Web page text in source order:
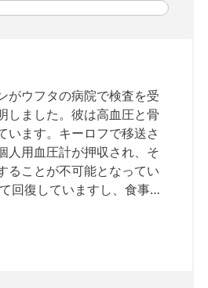
がウフタの病院で検査を受
しました。彼は高血圧と骨
います。キーロフで移送さ
人用血圧計が押収され、そ
ることが不可能となってい
回復していますし、食事も
を訪れた妻のエレナが話し
イによれば、医師たちは注
とのことです。本格的な治